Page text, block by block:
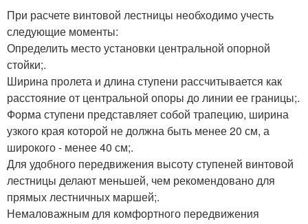
При расчете винтовой лестницы необходимо учесть
следующие моменты:
Определить место установки центральной опорной
стойки;.
Ширина пролета и длина ступени рассчитывается как
расстояние от центральной опоры до линии ее границы;.
Форма ступени представляет собой трапецию, ширина
узкого края которой не должна быть менее 20 см, а
широкого - менее 40 см;.
Для удобного передвижения высоту ступеней винтовой
лестницы делают меньшей, чем рекомендовано для
прямых лестничных маршей;.
Немаловажным для комфортного передвижения